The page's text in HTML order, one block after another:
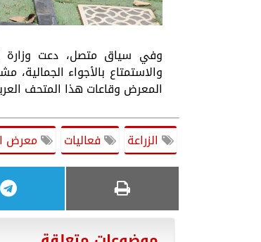
وفي سياق متصل، دعت وزارة
والاستمتاع بالأجواء
المعرض وقاعات هذا المتحف
الزراعة فعاليات معرض